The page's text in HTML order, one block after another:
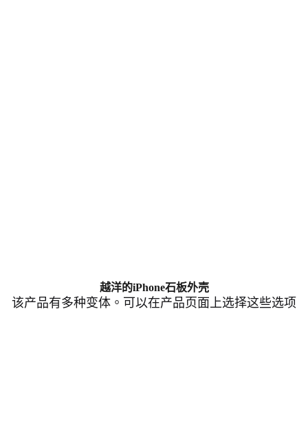
越洋的iPhone石板外壳
该产品有多种变体。可以在产品页面上选择这些选项